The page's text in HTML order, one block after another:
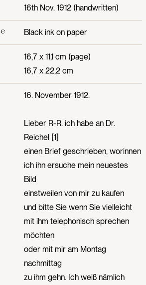
16th Nov. 1912 (handwritten)
Black ink on paper
16,7 x 11,1 cm (page)
16,7 x 22,2 cm
16. November 1912.
Lieber R-R. ich habe an Dr.
Reichel [1]
einen Brief geschrieben, worinnen
ich ihn ersuche mein neuestes
Bild
einstweilen von mir zu kaufen
und bitte Sie wenn Sie vielleicht
mit ihm telephonisch sprechen
möchten
oder mit mir am Montag
nachmittag
zu ihm gehn. Ich weiß nämlich